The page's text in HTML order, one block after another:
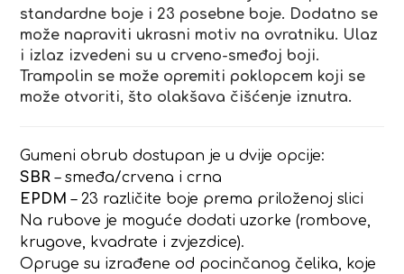
standardne boje i 23 posebne boje. Dodatno se
može napraviti ukrasni motiv na ovratniku. Ulaz
i izlaz izvedeni su u crveno-smeđoj boji.
Trampolin se može opremiti poklopcem koji se
može otvoriti, što olakšava čišćenje iznutra.
Gumeni obrub dostupan je u dvije opcije:
SBR – smeđa/crvena i crna
EPDM – 23 različite boje prema priloženoj slici
Na rubove je moguće dodati uzorke (rombove,
krugove, kvadrate i zvjezdice).
Opruge su izrađene od pocinčanog čelika, koje